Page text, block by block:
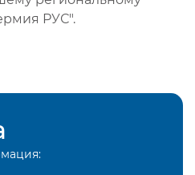
РУС".